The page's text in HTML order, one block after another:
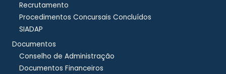
Recrutamento
Procedimentos Concursais Concluídos
SIADAP
Documentos
Conselho de Administração
Documentos Financeiros